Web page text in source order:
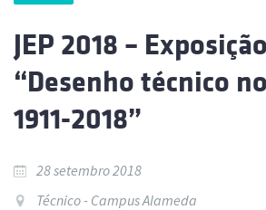
JEP 2018 – Exposição
“Desenho técnico
1911-2018”
28 setembro 2018
Técnico - Campus Alameda